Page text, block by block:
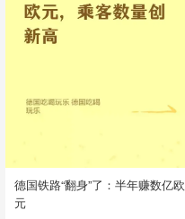
德国铁路“翻身”了：半年赚数亿欧
元